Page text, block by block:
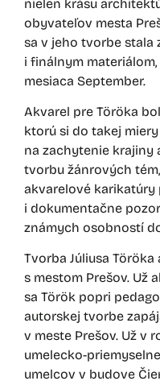
nielen krásu
obyvateľov mesta
sa v jeho tvorbe stala
i finálnym
mesiaca September.
Akvarel pre Töröka
ktorú si do takej
na zachytenie krajiny
tvorbu žánrových
akvarelové
i dokumentačne
známych osobností
Tvorba Júliusa
s mestom Prešov. Už
sa Török popri
autorskej tvorbe
v meste Prešov. Už v
umelecko-
umelcov v budove